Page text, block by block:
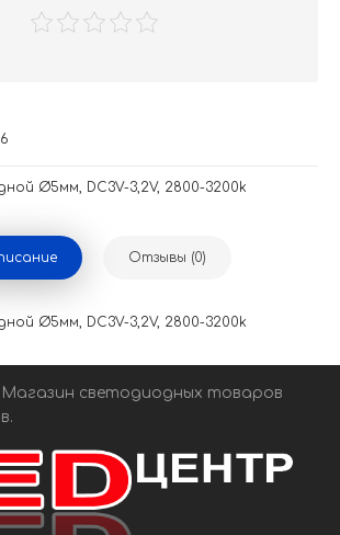
Ø5мм, DC3V-3,2V, 2800-3200k
Отзывы (0)
Ø5мм, DC3V-3,2V, 2800-3200k
светодиодных товаров